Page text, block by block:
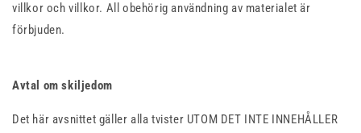
villkor och villkor. All obehörig användning av materialet är
förbjuden.
Avtal om skiljedom
Det här avsnittet gäller alla tvister UTOM DET INTE INNEHÅLLER